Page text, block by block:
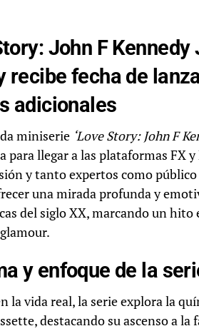
John F
recibe fecha de
adicionales
miniserie ‘Love Story: John F
para llegar a las plataformas FX
y tanto expertos como
una mirada profunda y
del siglo XX, marcando un
y enfoque de la
la vida real, la serie explora la
destacando su ascenso a